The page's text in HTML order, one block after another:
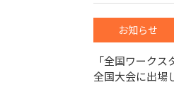
お知らせ
「全国ワーク
全国大会に出場